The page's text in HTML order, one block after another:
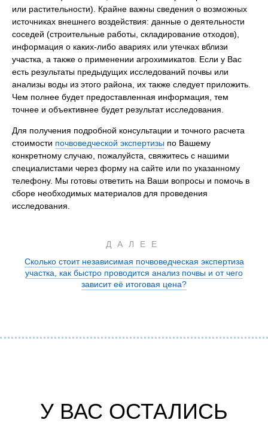
или растительности). Крайне важны сведения о возможных
источниках внешнего воздействия: данные о деятельности
соседей (строительные работы, складирование отходов),
информация о каких-либо авариях или утечках вблизи
участка, а также о применении агрохимикатов. Если у Вас
есть результаты предыдущих исследований почвы или
анализы воды из этого района, их также следует приложить.
Чем полнее будет предоставленная информация, тем
точнее и объективнее будет результат исследования.
Для получения подробной консультации и точного расчета
стоимости почвоведческой экспертизы по Вашему
конкретному случаю, пожалуйста, свяжитесь с нашими
специалистами через форму на сайте или по указанному
телефону. Мы готовы ответить на Ваши вопросы и помочь в
сборе необходимых материалов для проведения
исследования.
ДАЛЕЕ
Сколько стоит независимая почвоведческая экспертиза
участка, как быстро проводится анализ почвы и от чего
зависит её итоговая цена?
У ВАС ОСТАЛИСЬ